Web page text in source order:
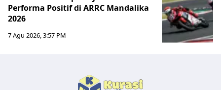
Performa Positif di ARRC Mandalika
2026
7 Agu 2026, 3:57 PM